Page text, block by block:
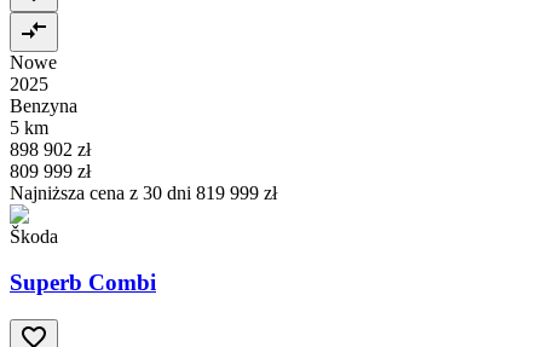
Nowe
2025
Benzyna
5 km
898 902 zł
809 999 zł
Najniższa cena z 30 dni 819 999 zł
Škoda
Superb Combi